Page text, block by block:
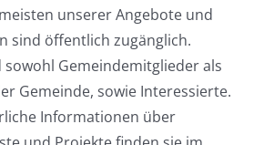
unserer Angebote und
sind öffentlich zugänglich.
sowohl Gemeindemitglieder als
Gemeinde, sowie Interessierte.
Informationen über